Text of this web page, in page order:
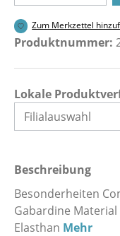
Zum Merkzettel
Produktnummer:
Lokale
Beschreibung
Besonderheiten
Gabardine Material
Elasthan Mehr